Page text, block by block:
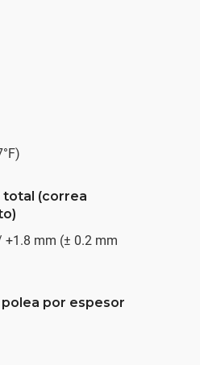
total (correa
+1.8 mm (± 0.2 mm
por espesor